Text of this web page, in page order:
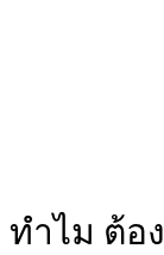
ทำไม ต้อ